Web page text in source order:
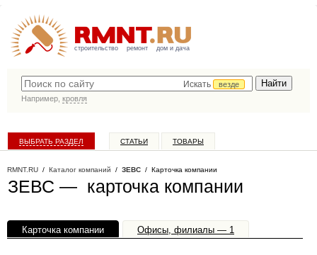
строительство ремонт дом и дача
Искать
везде
Например, кровля
ВЫБРАТЬ РАЗДЕЛ СТАТЬИ ТОВАРЫ
RMNT.RU / Каталог компаний / ЗЕВС / Карточка компании
ЗЕВС — карточка компании
Карточка компании Офисы, филиалы — 1